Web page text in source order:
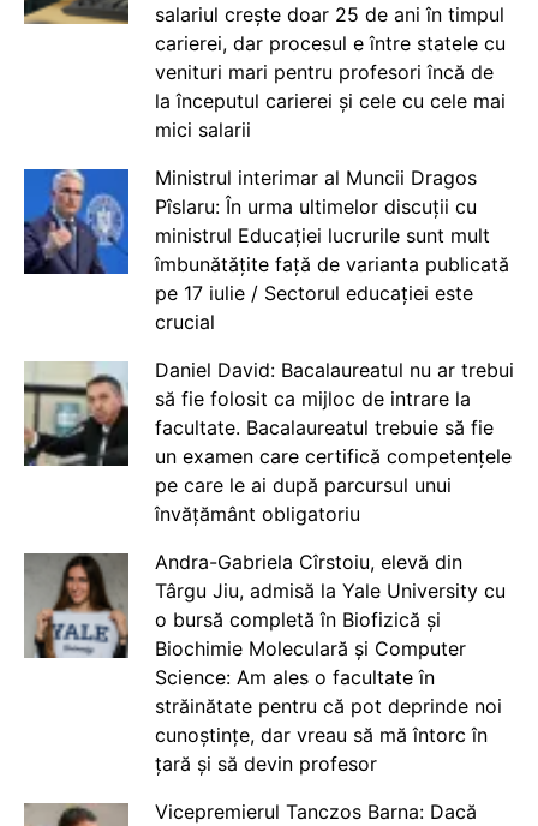
salariul crește doar 25 de ani în timpul
carierei, dar procesul e între statele cu
venituri mari pentru profesori încă de
la începutul carierei și cele cu cele mai
mici salarii
Ministrul interimar al Muncii Dragos
Pîslaru: În urma ultimelor discuții cu
ministrul Educației lucrurile sunt mult
îmbunătățite față de varianta publicată
pe 17 iulie / Sectorul educației este
crucial
Daniel David: Bacalaureatul nu ar trebui
să fie folosit ca mijloc de intrare la
facultate. Bacalaureatul trebuie să fie
un examen care certifică competențele
pe care le ai după parcursul unui
învățământ obligatoriu
Andra-Gabriela Cîrstoiu, elevă din
Târgu Jiu, admisă la Yale University cu
o bursă completă în Biofizică și
Biochimie Moleculară și Computer
Science: Am ales o facultate în
străinătate pentru că pot deprinde noi
cunoștințe, dar vreau să mă întorc în
țară și să devin profesor
Vicepremierul Tanczos Barna: Dacă